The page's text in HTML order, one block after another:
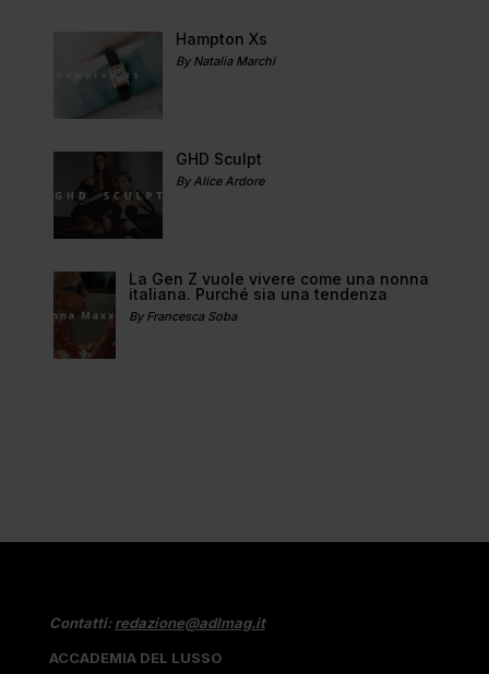
Hampton Xs
By Natalia Marchi
GHD Sculpt
By Alice Ardore
La Gen Z vuole vivere come una nonna
italiana. Purché sia una tendenza
By Francesca Soba
Contatti:redazione@adlmag.it
ACCADEMIA DEL LUSSO